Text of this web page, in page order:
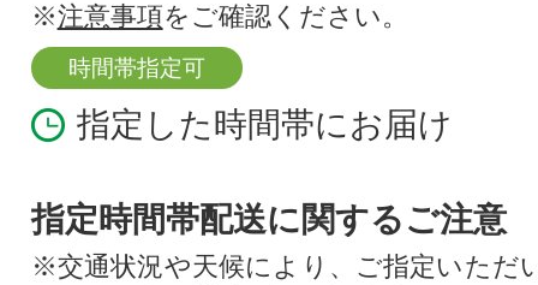
※注意事項をご確認ください。
時間帯指定可
指定した時間帯にお届け
指定時間帯配送に関するご注意
※交通状況や天候により、ご指定いただ